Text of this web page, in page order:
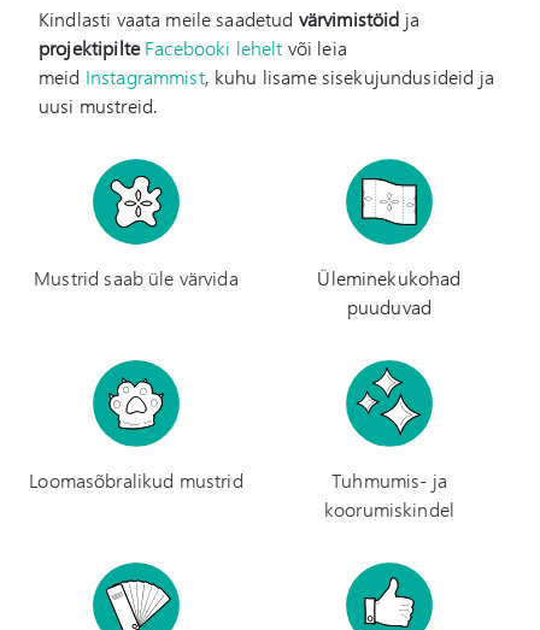
Kindlasti vaata meile saadetud värvimistöid ja
projektipilte Facebooki lehelt või leia
meid Instagrammist, kuhu lisame sisekujundusideid ja
uusi mustreid.
Mustrid saab üle värvida
Üleminekukohad
puuduvad
Loomasõbralikud mustrid
Tuhmumis- ja
koorumiskindel